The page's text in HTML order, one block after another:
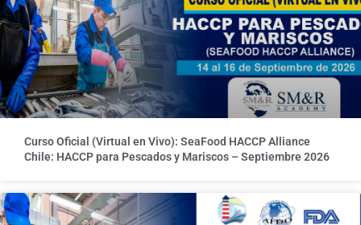
Curso Oficial (Virtual en Vivo): SeaFood HACCP Alliance
Chile: HACCP para Pescados y Mariscos – Septiembre 2026